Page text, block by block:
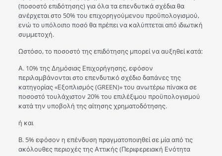
(ποσοστό επιδότησης) για όλα τα επενδυτικά σχέδια θα
ανέρχεται στο 50% του επιχορηγούμενου προϋπολογισμού,
ενώ το υπόλοιπο ποσό θα πρέπει να καλύπτεται από ιδιωτική
συμμετοχή.
Ωστόσο, το ποσοστό της επιδότησης μπορεί να αυξηθεί κατά:
Α. 10% της Δημόσιας Επιχορήγησης, εφόσον
περιλαμβάνονται στο επενδυτικό σχέδιο δαπάνες της
κατηγορίας «Εξοπλισμός (GREEN)» του ανωτέρω πίνακα σε
ποσοστό τουλάχιστον 20% του επιλέξιμου προϋπολογισμού
κατά την υποβολή της αίτησης χρηματοδότησης.
ή και
Β. 5% εφόσον η επένδυση πραγματοποιηθεί σε μία από τις
ακόλουθες περιοχές της Αττικής (Περιφερειακή Ενότητα